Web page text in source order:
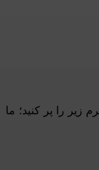
را پر کنید؛ ما